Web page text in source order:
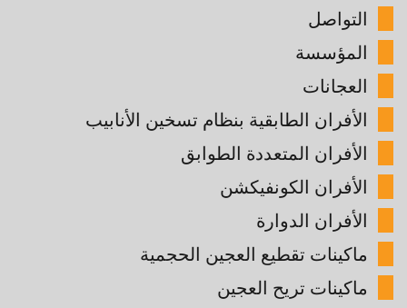
التواصل
المؤسسة
العجانات
الأفران الطابقية بنظام تسخين الأنابيب
الأفران المتعددة الطوابق
الأفران الكونفيكشن
الأفران الدوارة
ماكينات تقطيع العجين الحجمية
ماكينات تريح العجين